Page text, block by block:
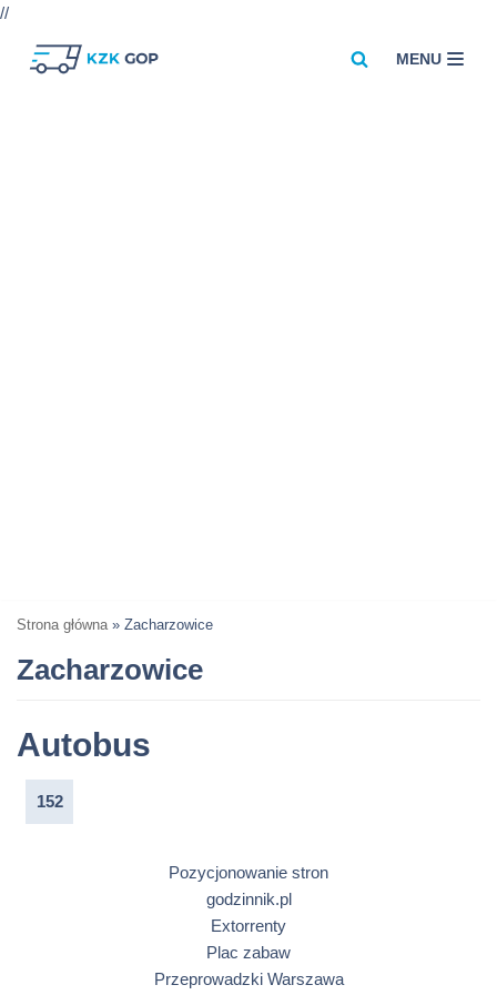
//
MENU
Strona główna » Zacharzowice
Zacharzowice
Autobus
152
Pozycjonowanie stron
godzinnik.pl
Extorrenty
Plac zabaw
Przeprowadzki Warszawa